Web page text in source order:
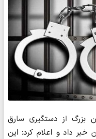
بزرگ از دستگیری سارق
خبر داد و اعلام کرد: این